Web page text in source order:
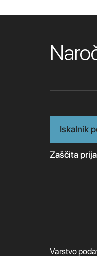
Iskalnik
Zaščita
Varstvo